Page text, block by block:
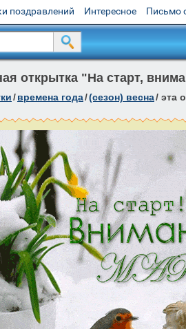
поздравлений Интересное Письмо
открытка "На старт,
/времена года/(сезон) весна/ эта